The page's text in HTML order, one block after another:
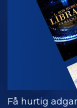
SE
Få hurtig